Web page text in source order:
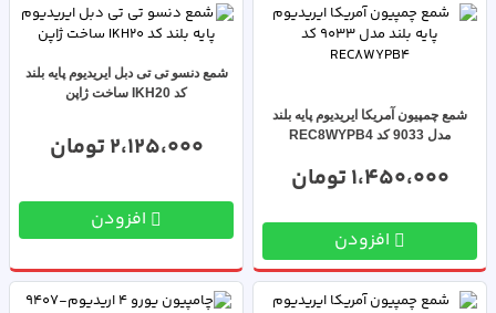
شمع چمپیون آمریکا ایریدیوم پایه بلند
مدل 9033 کد REC8WYPB4
1،450،000 تومان
شمع دنسو تی تی دبل ایریدیوم پایه بلند
کد IKH20 ساخت ژاپن
2،125،000 تومان